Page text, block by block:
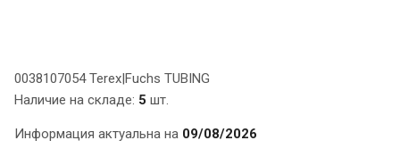
0038107054 Terex|Fuchs TUBING
Наличие на складе: 5 шт.
Информация актуальна на 09/08/2026